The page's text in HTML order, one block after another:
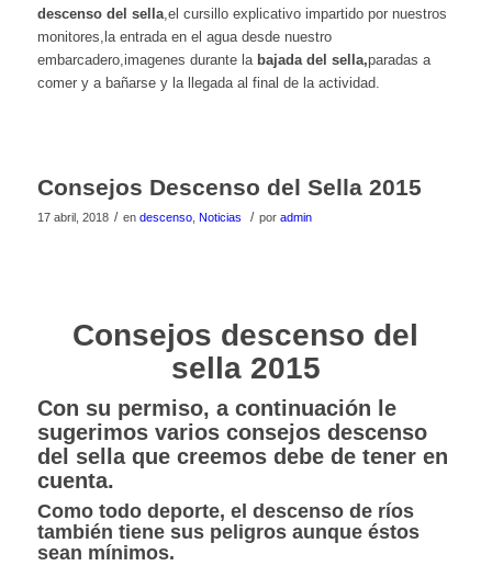
descenso del sella,el cursillo explicativo impartido por nuestros
monitores,la entrada en el agua desde nuestro
embarcadero,imagenes durante la bajada del sella,paradas a
comer y a bañarse y la llegada al final de la actividad.
Consejos Descenso del Sella 2015
17 abril, 2018 / en descenso, Noticias / por admin
Consejos descenso del
sella 2015
Con su permiso, a continuación le
sugerimos varios consejos descenso
del sella que creemos debe de tener en
cuenta.
Como todo deporte, el descenso de ríos
también tiene sus peligros aunque éstos
sean mínimos.